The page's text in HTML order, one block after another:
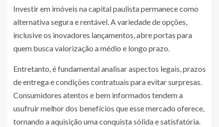
Investir em imóveis na capital paulista permanece como
alternativa segura e rentável. A variedade de opções,
inclusive os inovadores lançamentos, abre portas para
quem busca valorização a médio e longo prazo.
Entretanto, é fundamental analisar aspectos legais, prazos
de entrega e condições contratuais para evitar surpresas.
Consumidores atentos e bem informados tendem a
usufruir melhor dos benefícios que esse mercado oferece,
tornando a aquisição uma conquista sólida e satisfatória.